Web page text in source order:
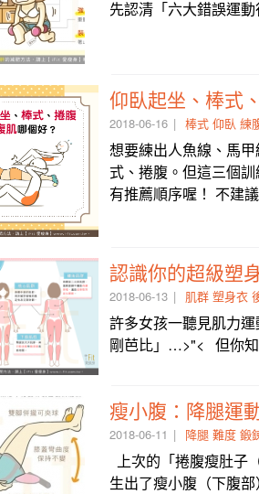
先認清「六大錯誤運
仰臥起坐、棒式
2018-06-16 棒式 仰臥 練
想要練出人魚線、馬
式、捲腹。但這三個
有推薦順序喔！ 不建
認識你的超級塑
2018-06-13 肌群 塑身衣
許多女孩一聽見肌力
剛芭比」…>"< 但你
瘦小腹：降腿運
2018-06-11 降腿 難度 鍛
上次的「捲腹瘦肚子
生出了瘦小腹（下腹